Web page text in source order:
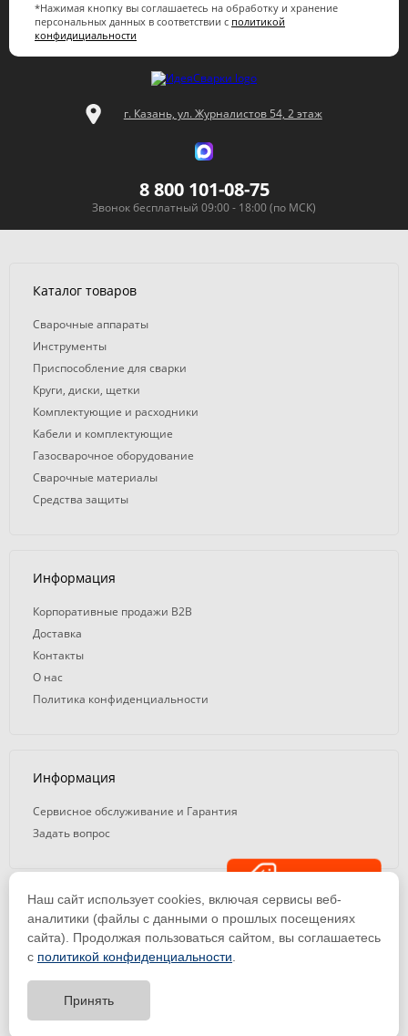
*Нажимая кнопку вы соглашаетесь на обработку и хранение
персональных данных в соответствии с политикой
конфидициальности
г. Казань, ул. Журналистов 54, 2 этаж
8 800 101-08-75
Звонок бесплатный 09:00 - 18:00 (по МСК)
Каталог товаров
Сварочные аппараты
Инструменты
Приспособление для сварки
Круги, диски, щетки
Комплектующие и расходники
Кабели и комплектующие
Газосварочное оборудование
Сварочные материалы
Средства защиты
Информация
Корпоративные продажи B2B
Доставка
Контакты
О нас
Политика конфиденциальности
Информация
Сервисное обслуживание и Гарантия
Задать вопрос
© 2008 — 2026. ООО «ТК Вэлд Плюс»
Email: ideasvarki@wp116.ru
Тел.: 8 800 101-08-75 (с 10:00 до 19:00)
ООО «Торговая Компания Вэлд Плюс» | ИНН 1650288518 | ОГРН
1141650012184
Наш сайт использует cookies, включая сервисы веб-
аналитики (файлы с данными о прошлых посещениях
сайта). Продолжая пользоваться сайтом, вы соглашаетесь
с политикой конфиденциальности
Принять